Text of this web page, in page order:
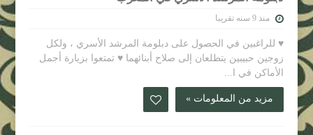
منذ 9 سنه تقريبا
♥ للراغبين في الحصول على دبلومة المرشد الأسري ، ولكل
زوجين حبيبين يتطلعان إلى صلاح أبنائهما ♥ تمتعوا بزيارة أجمل
الأماكن في ا...
مزيد من المعلومات »